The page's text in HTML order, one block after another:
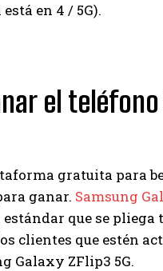
en 4 / 5G).
el
gratuita para
ganar. Samsung
que se pliega
clientes que estén
Galaxy ZFlip3 5G.